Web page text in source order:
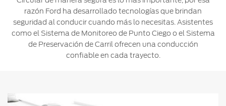
Ford
Custom
Garage
Ford
D-
Tect
Cita de
Servicio
Promociones
Desempeño
Seguridad
Cambiar
Contraseña
razón Ford ha desarrollado tecnologías que brindan
seguridad al conducir cuando más lo necesitas. Asistentes
como el Sistema de Monitoreo de Punto Ciego o el Sistema
de Preservación de Carril ofrecen una conducción
confiable en cada trayecto.